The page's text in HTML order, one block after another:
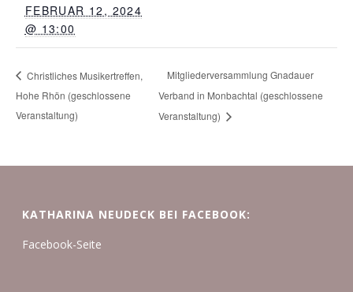
FEBRUAR 12, 2024
@ 13:00
Christliches Musikertreffen,
Hohe Rhön (geschlossene
Veranstaltung)
Mitgliederversammlung Gnadauer
Verband in Monbachtal (geschlossene
Veranstaltung)
KATHARINA NEUDECK BEI FACEBOOK:
Facebook-Seite